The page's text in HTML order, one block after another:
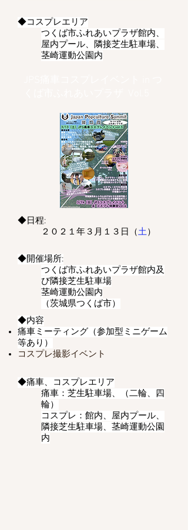
◆コスプレエリア
つくば市ふれあいプラザ館内、
屋内プール、隣接芝生駐車場、
茎崎運動公園内
◆日程:
２０２１年３月１３日（土 ）
◆開催場所:
つくば市ふれあいプラザ館内及
び隣接芝生駐車場
茎崎運動公園内
​（茨城県つくば市）
◆内容
痛車ミーティング（参加型ミニゲーム
等あり）
コスプレ撮影イベント
◆痛車、コスプレエリア
痛車：芝生駐車場、（二輪、四
輪）
コスプレ：館内、屋内プール、
隣接芝生駐車場、茎崎運動公園
内